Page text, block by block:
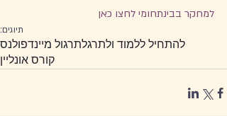
למחקר בבינתחומי לחצו כאן
תיוגים:
להתחיל ללמוד ולתרגלתרגול מיינדפולנס
קורס אונליין